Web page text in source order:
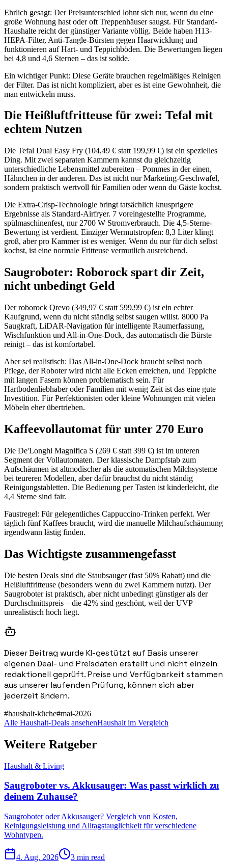
Ehrlich gesagt: Der Preisunterschied lohnt sich nur, wenn du eine
große Wohnung hast oder oft Treppenhäuser saugst. Für Standard-
Haushalte reicht der günstiger Variante völlig. Beide haben H13-
HEPA-Filter, Anti-Tangle-Bürsten gegen Haarwicklung und
funktionieren auf Hart- und Teppichböden. Die Bewertungen liegen
bei 4,8 und 4,6 Sternen – das ist solide.
Ein wichtiger Punkt: Diese Geräte brauchen regelmäßiges Reinigen
der Filter. Das ist nicht kompliziert, aber es ist eine Gewohnheit, die
man entwickeln muss.
Die Heißluftfritteuse für zwei: Tefal mit
echtem Nutzen
Die Tefal Dual Easy Fry (104,49 € statt 199,99 €) ist ein spezielles
Ding. Mit zwei separaten Kammern kannst du gleichzeitig
unterschiedliche Lebensmittel zubereiten – Pommes in der einen,
Hähnchen in der anderen. Das ist nicht nur Marketing-Geschwafel,
sondern praktisch wertvoll für Familien oder wenn du Gäste kochst.
Die Extra-Crisp-Technologie bringt tatsächlich knusprigere
Ergebnisse als Standard-Airfryer. 7 voreingestellte Programme,
spülmaschinenfest, nur 2700 W Stromverbrauch. Die 4,5-Sterne-
Bewertung ist verdient. Einziger Wermutstropfen: 8,3 Liter klingt
groß, aber pro Kammer ist es weniger. Wenn du nur für dich selbst
kochst, ist eine normale Fritteuse vermutlich ausreichend.
Saugroboter: Roborock spart dir Zeit,
nicht unbedingt Geld
Der roborock Qrevo (349,97 € statt 599,99 €) ist ein echter
Kaufgrund, wenn du nicht ständig selbst saugen willst. 8000 Pa
Saugkraft, LiDAR-Navigation für intelligente Raumerfassung,
Wischfunktion und All-in-One-Dock, das automatisch die Bürste
reinigt – das ist komfortabel.
Aber sei realistisch: Das All-in-One-Dock braucht selbst noch
Pflege, der Roboter wird nicht alle Ecken erreichen, und Teppiche
mit langen Fasern können problematisch sein. Für
Hartbodenliebhaber oder Familien mit wenig Zeit ist das eine gute
Investition. Für Perfektionisten oder kleine Wohnungen mit vielen
Möbeln eher übertrieben.
Kaffeevollautomat für unter 270 Euro
Die De'Longhi Magnifica S (269 € statt 399 €) ist im unteren
Segment der Vollautomaten. Der klassische Dampfstab zum
Aufschäumen ist altmodischer als die automatischen Milchsysteme
bei teureren Modellen, aber dafür brauchst du nicht ständig
Reinigungstabletten. Die Bedienung per Tasten ist kinderleicht, die
4,4 Sterne sind fair.
Faustregel: Für gelegentliches Cappuccino-Trinken perfekt. Wer
täglich fünf Kaffees braucht, wird die manuelle Milchaufschäumung
irgendwann lästig finden.
Das Wichtigste zusammengefasst
Die besten Deals sind die Staubsauger (fast 50% Rabatt) und die
Heißluftfritteuse (besonders wenn du zwei Kammern nutzt). Der
Saugroboter ist praktisch, aber nicht unbedingt günstiger als der
Durchschnittspreis – die 42% sind geschönt, weil der UVP
unrealistisch hoch liegt.
Dieser Beitrag wurde KI-gestützt auf Basis unserer
eigenen Deal- und Preisdaten erstellt und nicht einzeln
redaktionell geprüft. Preise und Verfügbarkeit stammen
aus unserer laufenden Prüfung, können sich aber
jederzeit ändern.
#haushalt-küche#mai-2026
Alle Haushalt-Deals ansehenHaushalt im Vergleich
Weitere Ratgeber
Haushalt & Living
Saugroboter vs. Akkusauger: Was passt wirklich zu
deinem Zuhause?
Saugroboter oder Akkusauger? Vergleich von Kosten,
Reinigungsleistung und Alltagstauglichkeit für verschiedene
Wohntypen.
4. Aug. 2026 3 min read